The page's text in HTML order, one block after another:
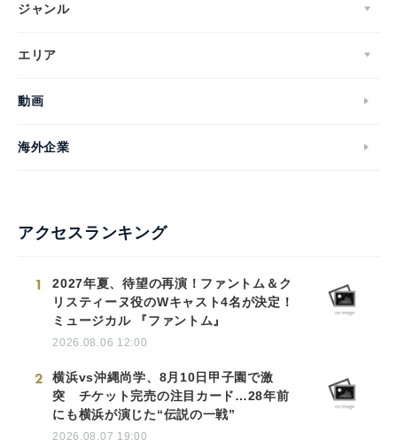
ジャンル
エリア
動画
海外企業
アクセスランキング
1
2027年夏、待望の再演！ファントム＆ク
リスティーヌ役のWキャスト4名が決定！
ミュージカル 『ファントム』
2026.08.06 12:00
2
横浜vs沖縄尚学、8月10日甲子園で激
突 チケット完売の注目カード…28年前
にも横浜が演じた“伝説の一戦”
2026.08.07 19:00